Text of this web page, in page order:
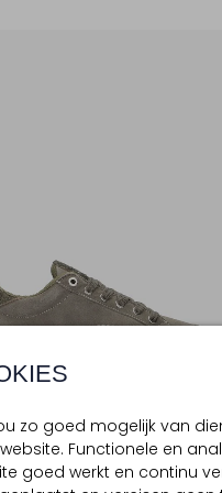
zo goed mogelijk van
Functionele en
goed werkt en continu